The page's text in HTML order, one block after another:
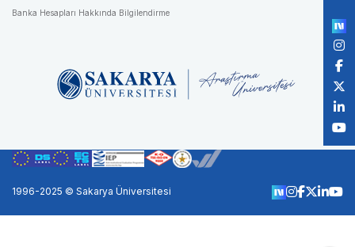
Banka Hesapları Hakkında Bilgilendirme
1996-2025 © Sakarya Üniversitesi